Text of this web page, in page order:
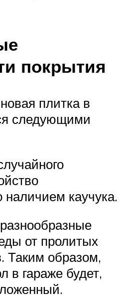
покрытия
плитка в
следующими
наличием каучука.
от пролитых
Таким образом,
в гараже будет,